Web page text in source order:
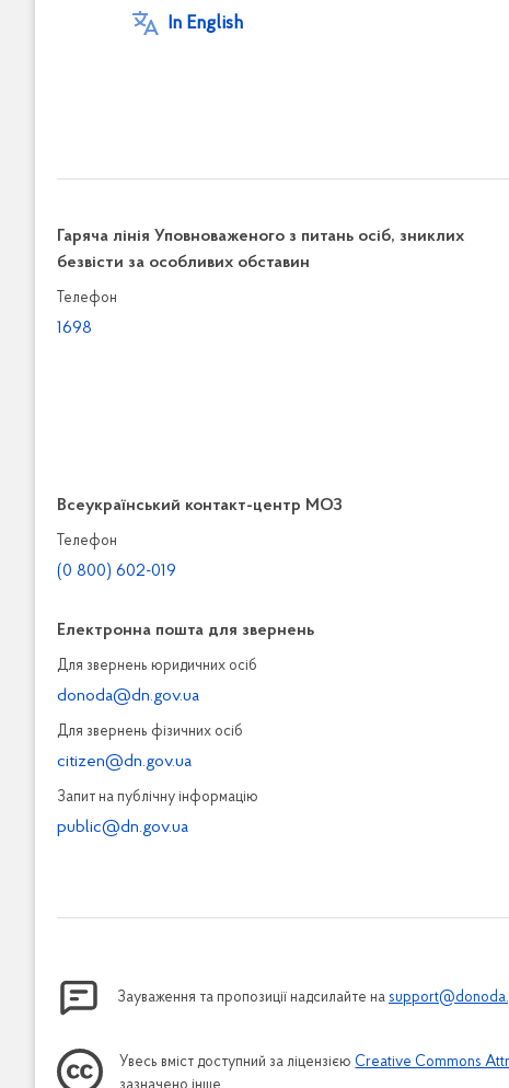
In English
Гаряча лінія Уповноваженого з питань осіб, зниклих
безвісти за особливих обставин
Телефон
1698
Всеукраїнський контакт-центр МОЗ
Телефон
(0 800) 602-019
Електронна пошта для звернень
Для звернень юридичних осiб
donoda@dn.gov.ua
Для звернень фізичних осiб
citizen@dn.gov.ua
Запит на публiчну інформацiю
public@dn.gov.ua
Зауваження та пропозиції надсилайте на
Увесь вміст доступний за ліцензієюCreative Commons
зазначено інше